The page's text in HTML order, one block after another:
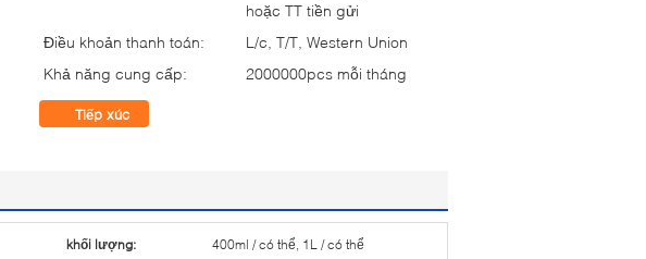
hoặc TT tiền gửi
Điều khoản thanh toán:
L/c, T/T, Western Union
Khả năng cung cấp:
2000000pcs mỗi tháng
Tiếp xúc
khối lượng: 400ml / có thể, 1L / có thể